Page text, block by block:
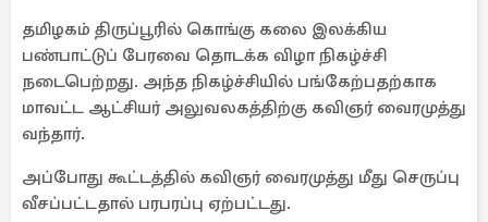
தமிழகம் திருப்பூரில் கொங்கு கலை இலக்கிய
பண்பாட்டுப் பேரவை தொடக்க விழா நிகழ்ச்சி
நடைபெற்றது. அந்த நிகழ்ச்சியில் பங்கேற்பதற்காக
மாவட்ட ஆட்சியர் அலுவலகத்திற்கு கவிஞர் வைரமுத்து
வந்தார்.
அப்போது கூட்டத்தில் கவிஞர் வைரமுத்து மீது செருப்பு
வீசப்பட்டதால் பரபரப்பு ஏற்பட்டது.